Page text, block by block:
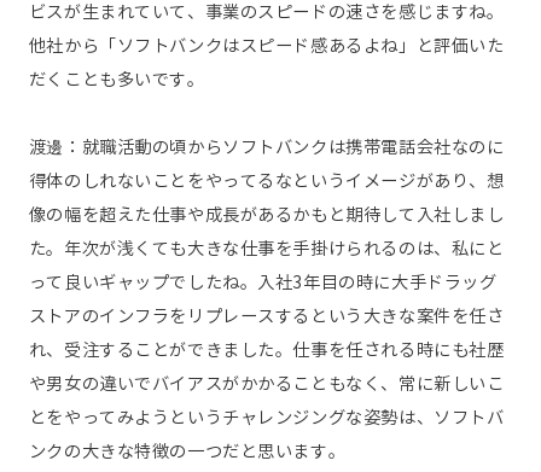
ビスが生まれていて、事業のスピードの速さを感じますね。
他社から「ソフトバンクはスピード感あるよね」と評価いた
だくことも多いです。
渡邊：就職活動の頃からソフトバンクは携帯電話会社なのに
得体のしれないことをやってるなというイメージがあり、想
像の幅を超えた仕事や成長があるかもと期待して入社しまし
た。年次が浅くても大きな仕事を手掛けられるのは、私にと
って良いギャップでしたね。入社3年目の時に大手ドラッグ
ストアのインフラをリプレースするという大きな案件を任さ
れ、受注することができました。仕事を任される時にも社歴
や男女の違いでバイアスがかかることもなく、常に新しいこ
とをやってみようというチャレンジングな姿勢は、ソフトバ
ンクの大きな特徴の一つだと思います。